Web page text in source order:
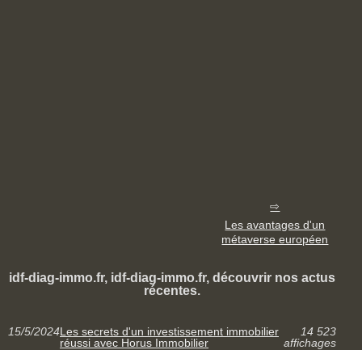
Les avantages d'un
métaverse européen
idf-diag-immo.fr, idf-diag-immo.fr, découvrir nos actus
récentes.
15/5/2024Les secrets d'un investissement immobilier
réussi avec Horus Immobilier
14 523
affichages